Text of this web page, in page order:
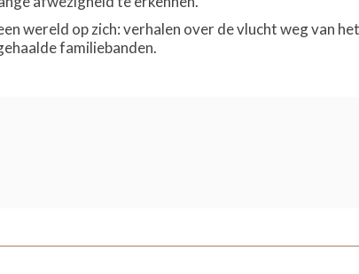
wereld op zich: verhalen over de vlucht weg van
familiebanden.